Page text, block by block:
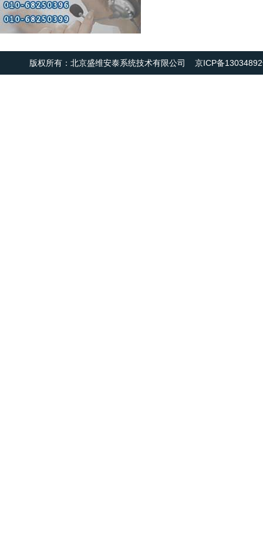
版权所有：北京盛维安泰系统技术有限公司 京ICP备